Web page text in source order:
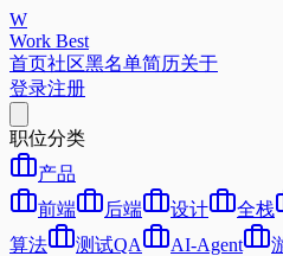
W
Work Best
首页社区黑名单简历关于
登录注册
职位分类
产品
前端
后端 设计 全栈
算法
测试QA AI-Agent